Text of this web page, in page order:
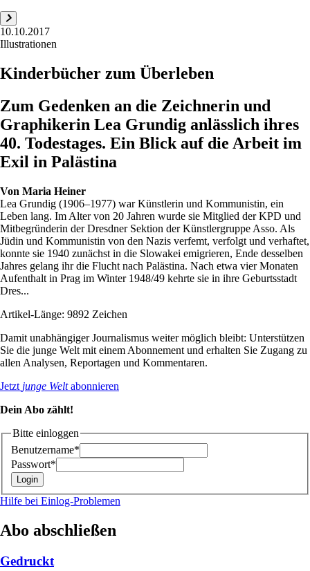
10.10.2017
Illustrationen
Kinderbücher zum Überleben
Zum Gedenken an die Zeichnerin und
Graphikerin Lea Grundig anlässlich ihres
40. Todestages. Ein Blick auf die Arbeit im
Exil in Palästina
Von Maria Heiner
Lea Grundig (1906–1977) war Künstlerin und Kommunistin, ein
Leben lang. Im Alter von 20 Jahren wurde sie Mitglied der KPD und
Mitbegründerin der Dresdner Sektion der Künstlergruppe Asso. Als
Jüdin und Kommunistin von den Nazis verfemt, verfolgt und verhaftet,
konnte sie 1940 zunächst in die Slowakei emigrieren, Ende desselben
Jahres gelang ihr die Flucht nach Palästina. Nach etwa vier Monaten
Aufenthalt in Prag im Winter 1948/49 kehrte sie in ihre Geburtsstadt
Dres...
Artikel-Länge: 9892 Zeichen
Damit unabhängiger Journalismus weiter möglich bleibt: Unterstützen
Sie die junge Welt mit einem Abonnement und erhalten Sie Zugang zu
allen Analysen, Reportagen und Kommentaren.
Jetzt junge Weltabonnieren
Dein Abo zählt!
Bitte einloggen
Benutzername*
Passwort*
Hilfe bei Einlog-Problemen
Abo abschließen
Gedruckt